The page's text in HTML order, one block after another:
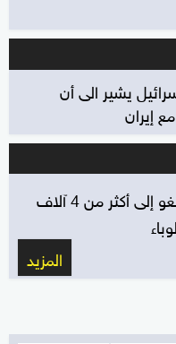
إسرائيل يشير الى أن
إيران
ارتفاع عدد إصابات إيبولا في الكونغو إلى أكثر من 4 آلاف
المزيد